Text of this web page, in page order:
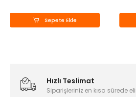
Sepete Ekle
Hızlı Teslimat
Siparişleriniz en kısa sürede